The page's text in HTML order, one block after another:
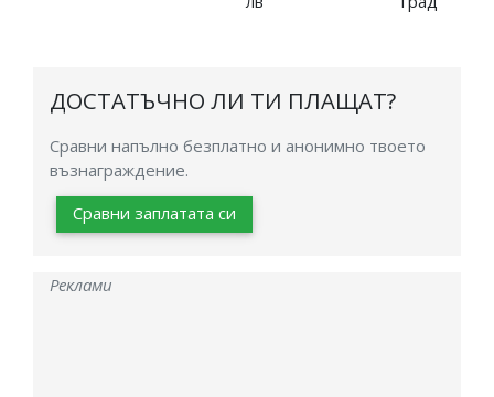
ДОСТАТЪЧНО ЛИ ТИ ПЛАЩАТ?
Сравни напълно безплатно и анонимно твоето
възнаграждение.
Сравни заплатата си
Реклами